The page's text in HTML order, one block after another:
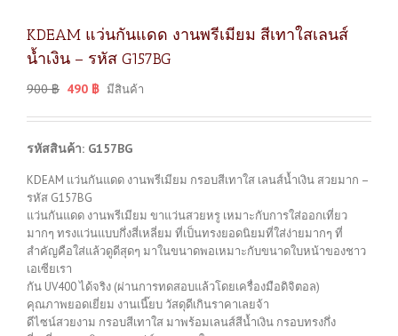
KDEAM แว่นกันแดด งานพรีเมียม สีเทาใสเลนส์
น้ำเงิน – รหัส G157BG
900฿ 490 ฿ มีสินค้า
รหัสสินค้า: G157BG
KDEAM แว่นกันแดด งานพรีเมียม กรอบสีเทาใส เลนส์น้ำเงิน สวยมาก –
รหัส G157BG
แว่นกันแดด งานพรีเมียม ขาแว่นสวยหรู เหมาะกับการใส่ออกเที่ยว
มากๆ ทรงแว่นแบบกึ่งสี่เหลี่ยม ที่เป็นทรงยอดนิยมที่ใส่ง่ายมากๆ ที่
สำคัญคือใส่แล้วดูดีสุดๆ มาในขนาดพอเหมาะกับขนาดใบหน้าของชาว
เอเซียเรา
กัน UV400 ได้จริง (ผ่านการทดสอบแล้วโดยเครื่องมือดิจิตอล)
คุณภาพยอดเยี่ยม งานเนี๊ยบ วัสดุดีเกินราคาเลยจ้า
ดีไซน์สวยงาม กรอบสีเทาใส มาพร้อมเลนส์สีน้ำเงิน กรอบทรงกึ่ง